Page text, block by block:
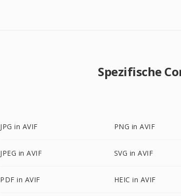
Spezifische
JPG in AVIF PNG in AVIF
JPEG in AVIF SVG in AVIF
PDF in AVIF HEIC in AVIF